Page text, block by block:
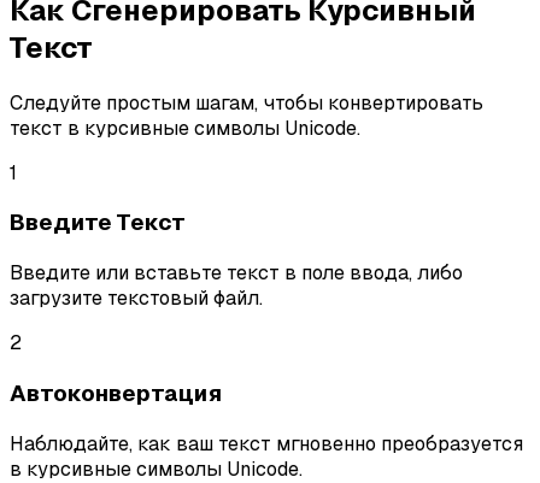
Как Сгенерировать Курсивный
Текст
Следуйте простым шагам, чтобы конвертировать
текст в курсивные символы Unicode.
1
Введите Текст
Введите или вставьте текст в поле ввода, либо
загрузите текстовый файл.
2
Автоконвертация
Наблюдайте, как ваш текст мгновенно преобразуется
в курсивные символы Unicode.